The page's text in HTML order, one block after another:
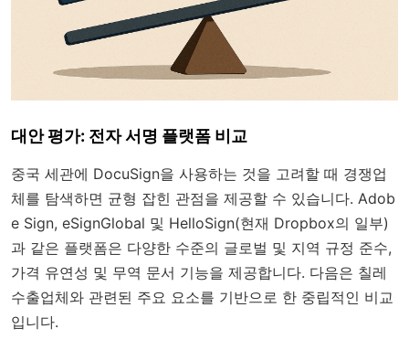
대안 평가: 전자 서명 플랫폼 비교
중국 세관에 DocuSign을 사용하는 것을 고려할 때 경쟁업
체를 탐색하면 균형 잡힌 관점을 제공할 수 있습니다. Adob
e Sign, eSignGlobal 및 HelloSign(현재 Dropbox의 일부)
과 같은 플랫폼은 다양한 수준의 글로벌 및 지역 규정 준수,
가격 유연성 및 무역 문서 기능을 제공합니다. 다음은 칠레
수출업체와 관련된 주요 요소를 기반으로 한 중립적인 비교
입니다.